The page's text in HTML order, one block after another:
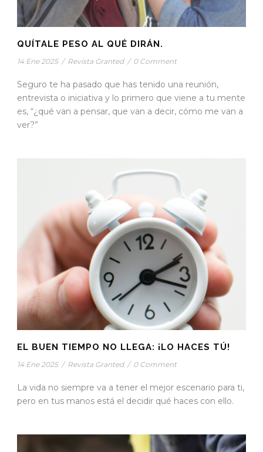
QUÍTALE PESO AL QUÉ DIRÁN.
14 Ene 2025 / Revista Granted / 0 Comment
Seguro te ha pasado que has tenido una reunión,
entrevista o iniciativa y lo primero que viene a tu mente
es, “¿qué van a pensar, que van a decir, cómo me van a
ver?”
EL BUEN TIEMPO NO LLEGA: ¡LO HACES TÚ!
14 Ene 2025 / Revista Granted / 0 Comment
La vida no siempre va a tener el mejor escenario para ti,
pero en tus manos está el decidir qué haces con ello.